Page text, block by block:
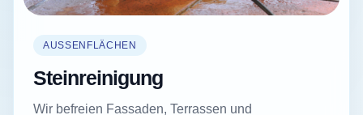
AUSSENFLÄCHEN
Steinreinigung
Wir befreien Fassaden, Terrassen und